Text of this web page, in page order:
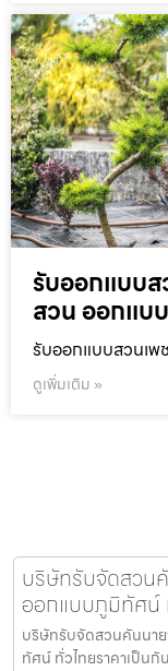
รับออกแบบ
สวน ออกแบ
รับออกแบบสวนเ
ดูเพิ่มเติม »
บริษัทรับจัดสวน
ออกแบบภูมิทัศน์
บริษัทรับจัดสวนคันนา
ทัศน์ ทั่วไทยราคาเป็น